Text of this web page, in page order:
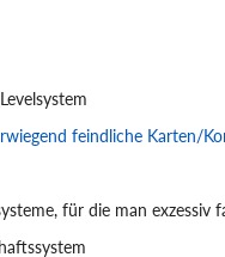
feindliche Karten/
für die man exzessiv